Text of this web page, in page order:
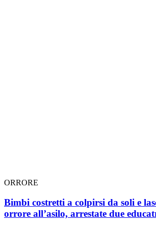
ORRORE
Bimbi costretti a colpirsi da soli e
orrore all’asilo, arrestate due